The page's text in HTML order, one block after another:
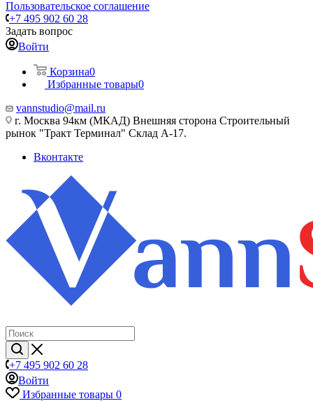
Пользовательское соглашение
+7 495 902 60 28
Задать вопрос
Войти
Корзина0
Избранные товары0
vannstudio@mail.ru
г. Москва 94км (МКАД) Внешняя сторона Строительный
рынок "Тракт Терминал" Склад А-17.
Вконтакте
+7 495 902 60 28
Войти
Избранные товары 0